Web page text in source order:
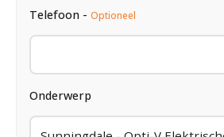
Telefoon - Optioneel
Onderwerp